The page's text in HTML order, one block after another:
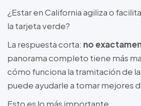
¿Estar en California agiliza o
la tarjeta verde?
La respuesta corta: no
panorama completo tiene más
cómo funciona la tramitación de
puede ayudarle a tomar mejores
Esto es lo más importante.